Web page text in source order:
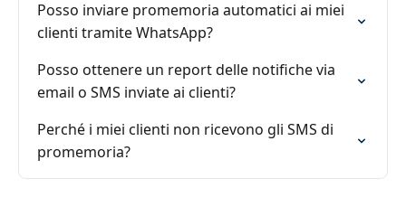
Posso inviare promemoria automatici ai miei
clienti tramite WhatsApp?
Posso ottenere un report delle notifiche via
email o SMS inviate ai clienti?
Perché i miei clienti non ricevono gli SMS di
promemoria?